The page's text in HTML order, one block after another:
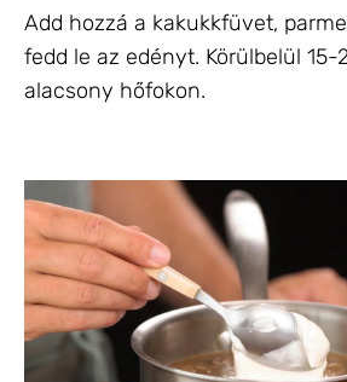
Add hozzá a kakukkfüvet,
fedd le az edényt. Körülbelül
alacsony hőfokon.